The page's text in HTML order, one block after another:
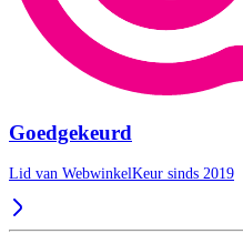
Goedgekeurd
Lid van WebwinkelKeur sinds 2019